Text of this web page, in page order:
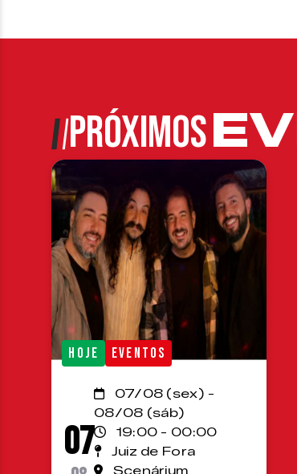
PRÓXIMOS
HOJE EVENTOS
07
07/08 (sex) -
08/08 (sáb)
19:00 - 00:00
Juiz de Fora
Scenárium